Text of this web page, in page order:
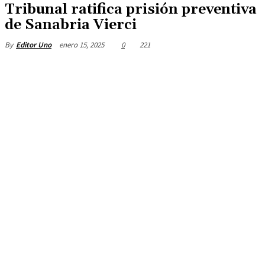
Tribunal ratifica prisión preventiva
de Sanabria Vierci
By Editor Uno enero 15, 2025 0 221